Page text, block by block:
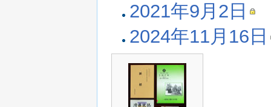
2021年9月2日
2024年11月16日